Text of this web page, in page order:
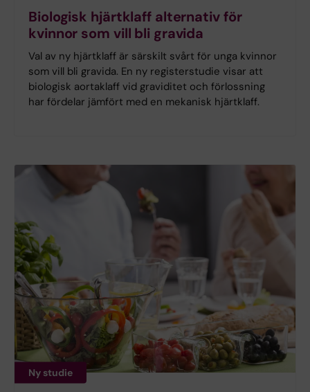
Biologisk hjärtklaff alternativ för
kvinnor som vill bli gravida
Val av ny hjärtklaff är särskilt svårt för unga kvinnor
som vill bli gravida. En ny registerstudie visar att
biologisk aortaklaff vid graviditet och förlossning
har fördelar jämfört med en mekanisk hjärtklaff.
Ny studie